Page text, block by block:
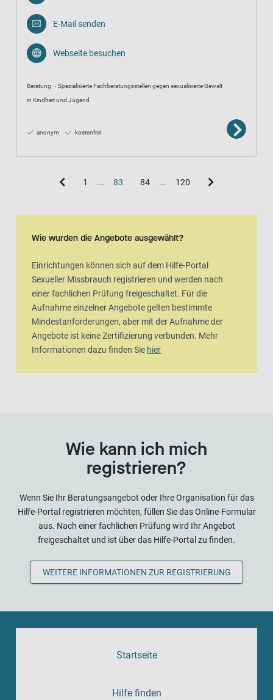
E-Mail senden
Webseite besuchen
Beratung
Spezialisierte Fachberatungsstellen gegen sexualisierte Gewalt
in Kindheit und Jugend
anonym kostenfrei
1 ... 83 84 ... 120
Wie wurden die Angebote ausgewählt?
Einrichtungen können sich auf dem Hilfe-Portal
Sexueller Missbrauch registrieren und werden nach
einer fachlichen Prüfung freigeschaltet. Für die
Aufnahme einzelner Angebote gelten bestimmte
Mindestanforderungen, aber mit der Aufnahme der
Angebote ist keine Zertifizierung verbunden. Mehr
Informationen dazu finden Sie hier
Wie kann ich mich
registrieren?
Wenn Sie Ihr Beratungsangebot oder Ihre Organisation für das
Hilfe-Portal registrieren möchten, füllen Sie das Online-Formular
aus. Nach einer fachlichen Prüfung wird Ihr Angebot
freigeschaltet und ist über das Hilfe-Portal zu finden.
WEITERE INFORMATIONEN ZUR REGISTRIERUNG
Startseite
Hilfe finden